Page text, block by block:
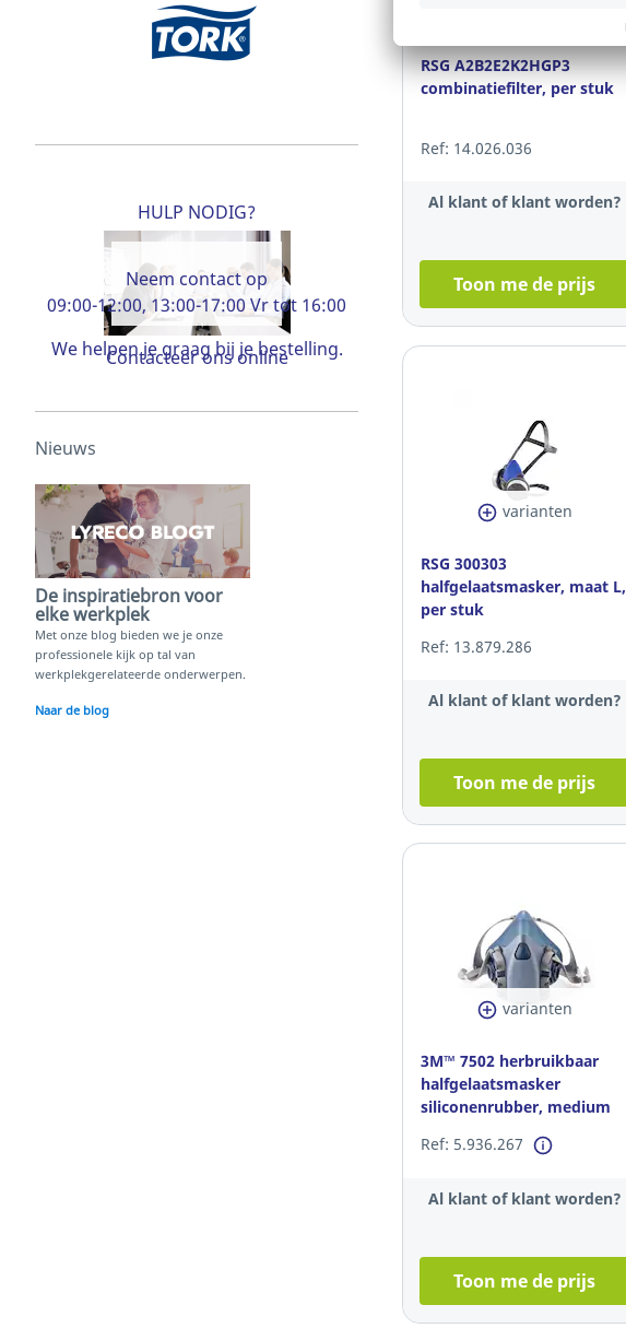
HULP NODIG?
Neem contact op
09:00-12:00, 13:00-17:00 Vr tot 16:00
Contacteer ons online
We helpen je graag bij je bestelling.
Nieuws
De inspiratiebron voor
elke werkplek
Met onze blog bieden we je onze
professionele kijk op tal van
werkplekgerelateerde onderwerpen.
Naar de blog
RSG A2B2E2K2HGP3
combinatiefilter, per stuk
Ref: 14.026.036
Al klant of klant worden?
Toon me de prijs
varianten
RSG 300303
halfgelaatsmasker, maat L,
per stuk
Ref: 13.879.286
Al klant of klant worden?
Toon me de prijs
varianten
3M™ 7502 herbruikbaar
halfgelaatsmasker
siliconenrubber, medium
Ref: 5.936.267
Al klant of klant worden?
Toon me de prijs